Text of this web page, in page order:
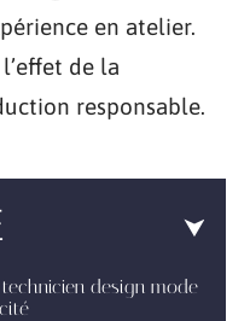
en atelier.
de la
responsable.
design mode